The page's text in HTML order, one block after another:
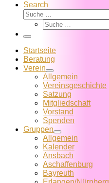
Search
Suche
Suche
Menü
Startseite
Beratung
Verein
Allgemein
Vereins­geschichte
Satzung
Mitglied­schaft
Vorstand
Spenden
Gruppen
Allgemein
Kalender
Ansbach
Aschaffenburg
Bayreuth